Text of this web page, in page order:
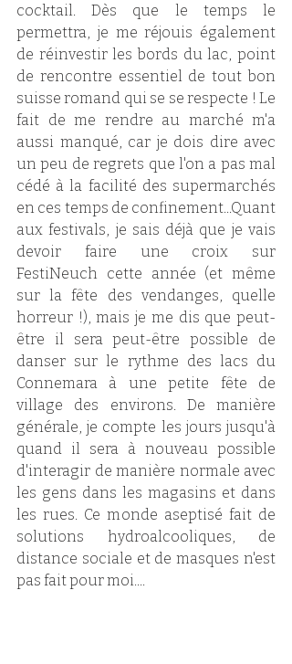
cocktail. Dès que le temps le
permettra, je me réjouis également
de réinvestir les bords du lac, point
de rencontre essentiel de tout bon
suisse romand qui se se respecte ! Le
fait de me rendre au marché m'a
aussi manqué, car je dois dire avec
un peu de regrets que l'on a pas mal
cédé à la facilité des supermarchés
en ces temps de confinement...Quant
aux festivals, je sais déjà que je vais
devoir faire une croix sur
FestiNeuch cette année (et même
sur la fête des vendanges, quelle
horreur !), mais je me dis que peut-
être il sera peut-être possible de
danser sur le rythme des lacs du
Connemara à une petite fête de
village des environs. De manière
générale, je compte les jours jusqu'à
quand il sera à nouveau possible
d'interagir de manière normale avec
les gens dans les magasins et dans
les rues. Ce monde aseptisé fait de
solutions hydroalcooliques, de
distance sociale et de masques n'est
pas fait pour moi....